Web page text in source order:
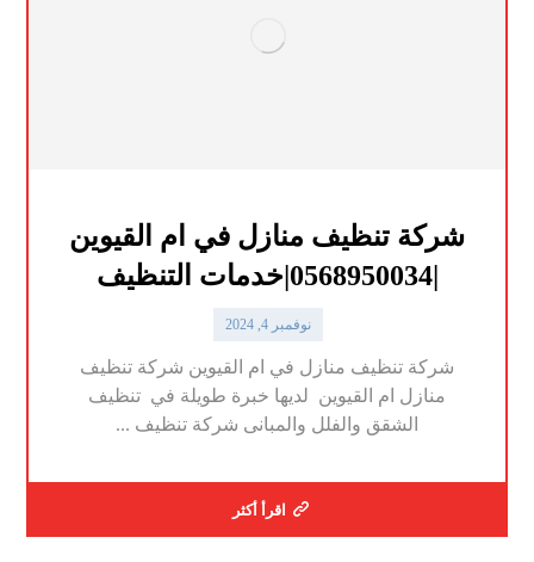
شركة تنظيف منازل في ام القيوين
|0568950034|خدمات التنظيف
نوفمبر 4, 2024
شركة تنظيف منازل في ام القيوين شركة تنظيف
منازل ام القيوين لديها خبرة طويلة في تنظيف
الشقق والفلل والمبانى شركة تنظيف ...
اقرأ أكثر